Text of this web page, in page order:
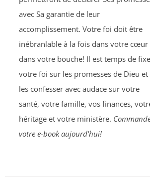
avec Sa garantie de leur
accomplissement. Votre foi doit être
inébranlable à la fois dans votre cœur
dans votre bouche! Il est temps de
votre foi sur les promesses de Dieu et
les confesser avec audace sur votre
santé, votre famille, vos finances,
héritage et votre ministère.
votre e-book aujourd'hui!